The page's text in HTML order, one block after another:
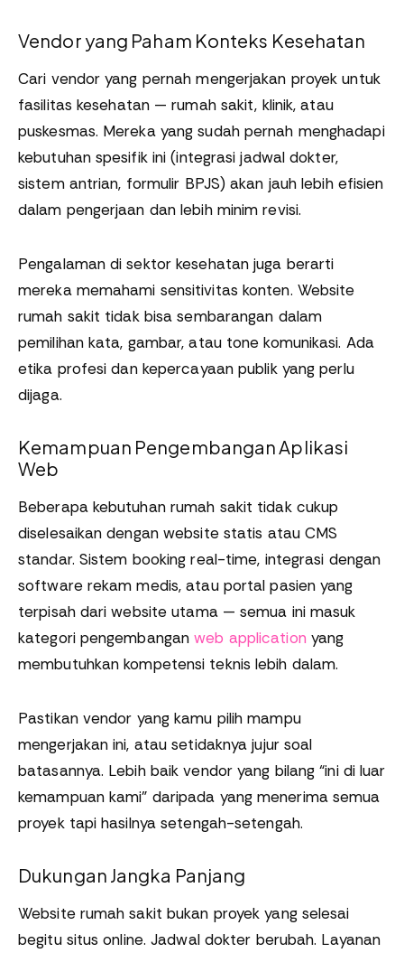
Vendor yang Paham Konteks Kesehatan
Cari vendor yang pernah mengerjakan proyek untuk
fasilitas kesehatan — rumah sakit, klinik, atau
puskesmas. Mereka yang sudah pernah menghadapi
kebutuhan spesifik ini (integrasi jadwal dokter,
sistem antrian, formulir BPJS) akan jauh lebih efisien
dalam pengerjaan dan lebih minim revisi.
Pengalaman di sektor kesehatan juga berarti
mereka memahami sensitivitas konten. Website
rumah sakit tidak bisa sembarangan dalam
pemilihan kata, gambar, atau tone komunikasi. Ada
etika profesi dan kepercayaan publik yang perlu
dijaga.
Kemampuan Pengembangan Aplikasi
Web
Beberapa kebutuhan rumah sakit tidak cukup
diselesaikan dengan website statis atau CMS
standar. Sistem booking real-time, integrasi dengan
software rekam medis, atau portal pasien yang
terpisah dari website utama — semua ini masuk
kategori pengembanganweb application yang
membutuhkan kompetensi teknis lebih dalam.
Pastikan vendor yang kamu pilih mampu
mengerjakan ini, atau setidaknya jujur soal
batasannya. Lebih baik vendor yang bilang “ini di luar
kemampuan kami” daripada yang menerima semua
proyek tapi hasilnya setengah-setengah.
Dukungan Jangka Panjang
Website rumah sakit bukan proyek yang selesai
begitu situs online. Jadwal dokter berubah. Layanan